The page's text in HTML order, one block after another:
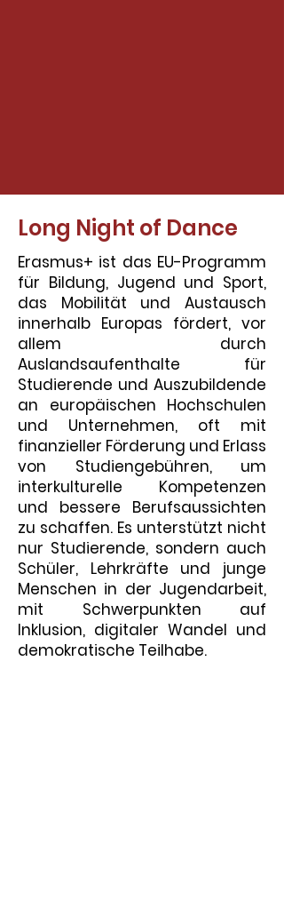
Long Night of Dance
Erasmus+ ist das EU-Programm
für Bildung, Jugend und Sport,
das Mobilität und Austausch
innerhalb Europas fördert, vor
allem durch
Auslandsaufenthalte für
Studierende und Auszubildende
an europäischen Hochschulen
und Unternehmen, oft mit
finanzieller Förderung und Erlass
von Studiengebühren, um
interkulturelle Kompetenzen
und bessere Berufsaussichten
zu schaffen. Es unterstützt nicht
nur Studierende, sondern auch
Schüler, Lehrkräfte und junge
Menschen in der Jugendarbeit,
mit Schwerpunkten auf
Inklusion, digitaler Wandel und
demokratische Teilhabe.